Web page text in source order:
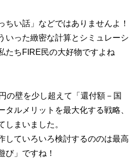
ちい話」などではありませんよ！
いった緻密な計算とシミュレーシ
たちFIRE民の大好物ですよね
の壁を少し超えて「還付額－国
タルメリットを最大化する戦略、
しまいました。
していろいろ検討するののは最高
び」ですね！